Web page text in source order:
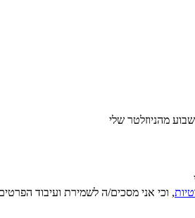
מהניוזלטר שלי
, וכי אני מסכים/ה לשמירת ועיבוד